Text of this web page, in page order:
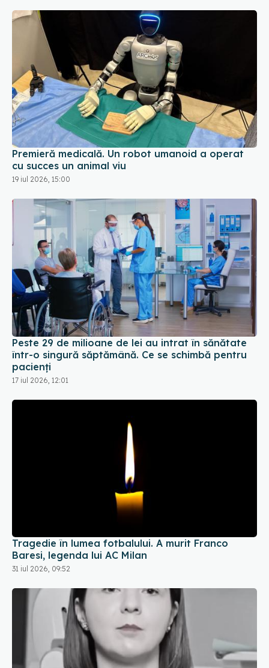
Premieră medicală. Un robot umanoid a operat
cu succes un animal viu
19 iul 2026, 15:00
Peste 29 de milioane de lei au intrat în sănătate
într-o singură săptămână. Ce se schimbă pentru
pacienți
17 iul 2026, 12:01
Tragedie în lumea fotbalului. A murit Franco
Baresi, legenda lui AC Milan
31 iul 2026, 09:52